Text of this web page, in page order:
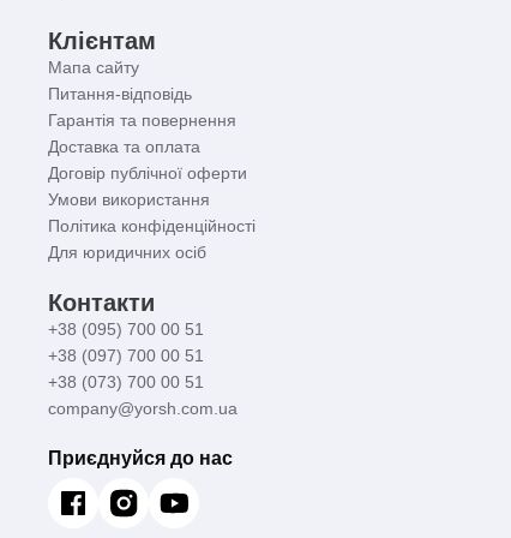
Клієнтам
Мапа сайту
Питання-відповідь
Гарантія та повернення
Доставка та оплата
Договір публічної оферти
Умови використання
Політика конфіденційності
Для юридичних осіб
Контакти
+38 (095) 700 00 51
+38 (097) 700 00 51
+38 (073) 700 00 51
company@yorsh.com.ua
Приєднуйся до нас